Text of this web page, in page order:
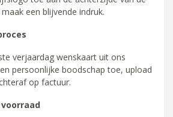
een blijvende indruk.
verjaardag wenskaart uit ons
persoonlijke boodschap toe, upload
op factuur.